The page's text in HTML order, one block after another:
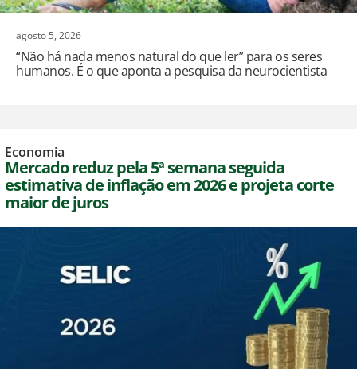
agosto 5, 2026
“Não há nada menos natural do que ler” para os seres
humanos. É o que aponta a pesquisa da neurocientista
Economia
Mercado reduz pela 5ª semana seguida
estimativa de inflação em 2026 e projeta corte
maior de juros